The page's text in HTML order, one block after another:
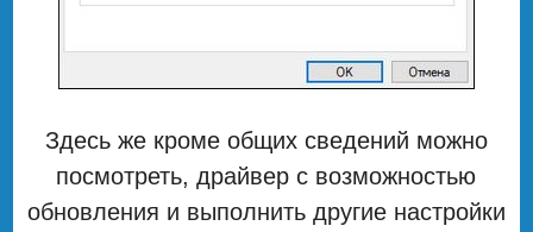
Здесь же кроме общих сведений можно
посмотреть, драйвер с возможностью
обновления и выполнить другие настройки